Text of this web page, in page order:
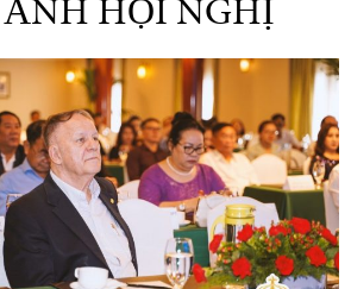
HỘI NGHỊ